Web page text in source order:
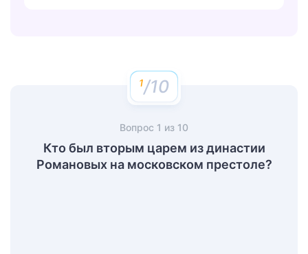
/10
Вопрос 1 из 10
Кто был вторым царем из династии
Романовых на московском престоле?